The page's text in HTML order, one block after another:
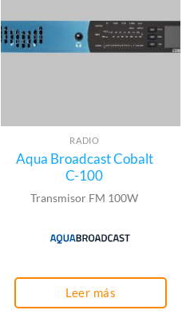
RADIO
Aqua Broadcast Cobalt
C-100
Transmisor FM 100W
Leer más